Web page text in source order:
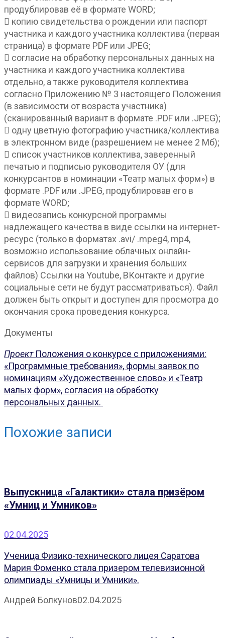
продублировав её в формате WORD;
 копию свидетельства о рождении или паспорт
участника и каждого участника коллектива (первая
страница) в формате PDF или JPEG;
 согласие на обработку персональных данных на
участника и каждого участника коллектива
отдельно, а также руководителя коллектива
согласно Приложению № 3 настоящего Положения
(в зависимости от возраста участника)
(сканированный вариант в формате .PDF или .JPEG);
 одну цветную фотографию участника/коллектива
в электронном виде (разрешением не менее 2 Мб);
 список участников коллектива, заверенный
печатью и подписью руководителя ОУ (для
конкурсантов в номинации «Театр малых форм») в
формате .PDF или .JPEG, продублировав его в
формате WORD;
 видеозапись конкурсной программы
надлежащего качества в виде ссылки на интернет-
ресурс (только в форматах .avi/ .mpeg4, mp4,
возможно использование облачных онлайн-
сервисов для загрузки и хранения больших
файлов) Ссылки на Youtube, ВКонтакте и другие
социальные сети не будут рассматриваться). Файл
должен быть открыт и доступен для просмотра до
окончания срока проведения конкурса.
Документы
ПроектПоложения о конкурсе с приложениями:
«Программные требования», формы заявок по
номинациям «Художественное слово» и «Театр
малых форм», согласия на обработку
персональных данных.
Похожие записи
Выпускница «Галактики» стала призёром
«Умниц и Умников»
02.04.2025
Ученица Физико-технического лицея Саратова
Мария Фоменко стала призером телевизионной
олимпиады «Умницы и Умники».
Андрей Болкунов02.04.2025